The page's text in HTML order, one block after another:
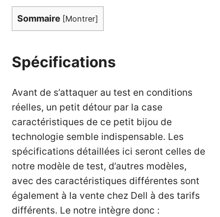
Sommaire [Montrer]
Spécifications
Avant de s’attaquer au test en conditions
réelles, un petit détour par la case
caractéristiques de ce petit bijou de
technologie semble indispensable. Les
spécifications détaillées ici seront celles de
notre modèle de test, d’autres modèles,
avec des caractéristiques différentes sont
également à la vente chez Dell à des tarifs
différents. Le notre intègre donc :